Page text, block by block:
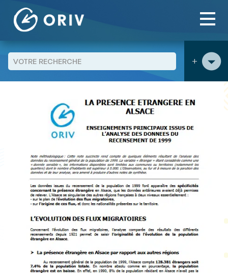
Aller au contenu
+
publications
La présence étrangère Alsace :
Enseignements principaux issus de l’analyse des données du
Panneau de gestion des cookies